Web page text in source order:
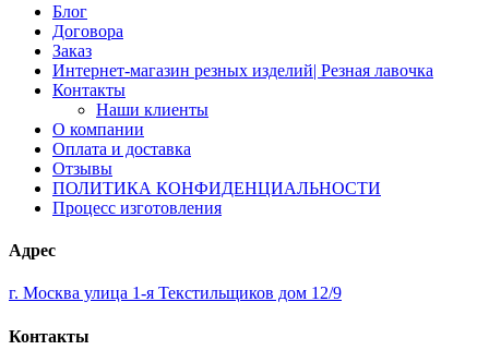
Блог
Договора
Заказ
Интернет-магазин резных изделий| Резная лавочка
Контакты
Наши клиенты
О компании
Оплата и доставка
Отзывы
ПОЛИТИКА КОНФИДЕНЦИАЛЬНОСТИ
Процесс изготовления
Адрес
г. Москва улица 1-я Текстильщиков дом 12/9
Контакты